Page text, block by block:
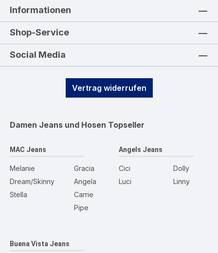
Informationen
Shop-Service
Social Media
Vertrag widerrufen
Damen Jeans und Hosen Topseller
MAC Jeans
Melanie
Dream/Skinny
Stella
Gracia
Angela
Carrie
Pipe
Angels Jeans
Cici
Luci
Dolly
Linny
Buena Vista Jeans